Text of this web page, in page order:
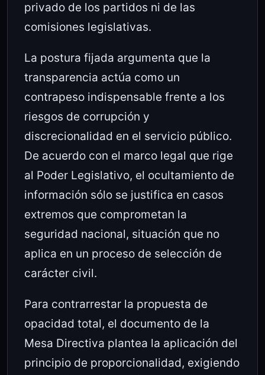
privado de los partidos ni de las
comisiones legislativas.
La postura fijada argumenta que la
transparencia actúa como un
contrapeso indispensable frente a los
riesgos de corrupción y
discrecionalidad en el servicio público.
De acuerdo con el marco legal que rige
al Poder Legislativo, el ocultamiento de
información sólo se justifica en casos
extremos que comprometan la
seguridad nacional, situación que no
aplica en un proceso de selección de
carácter civil.
Para contrarrestar la propuesta de
opacidad total, el documento de la
Mesa Directiva plantea la aplicación del
principio de proporcionalidad, exigiendo